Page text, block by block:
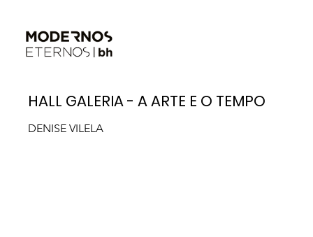
HALL GALERIA - A ARTE E O TEMPO
DENISE VILELA